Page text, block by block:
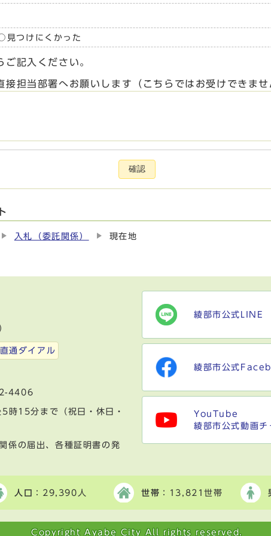
見つけにくかった
記入ください。
接担当部署へお願いします（こちらではお受けできま
確認
入札（委託関係） 現在地
通ダイアル
4406
時15分まで（祝日・休日・
係の届出、各種証明書の発
綾部市公式LINE
綾部市公式
YouTube
綾部市公式動画チ
人口 ：29,390人 世帯 ：13,821世帯
Copyright Ayabe City All rights reserved.